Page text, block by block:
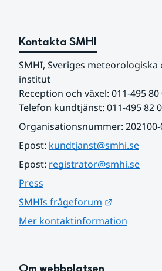
Kontakta SMHI
SMHI, Sveriges
institut
Reception och växel: 011-495 80
Telefon kundtjänst: 011-495 82
Organisationsnummer: 202100-
Epost: kundtjanst@smhi.se
Epost: registrator@smhi.se
Press
SMHIs frågeforum
Mer kontaktinformation